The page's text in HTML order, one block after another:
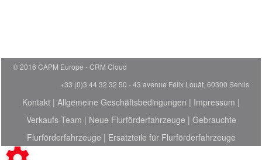
© 2016 CAPM Europe
CRM Cloud
+33 (0)3 44 32 32 50 - 43 avenue Félix Louât, 60300 Senlis
Kontakt | Allgemeine Geschäftsbedingungen | Impressum |
Verkaufs-Team | Neue Flurförderfahrzeuge | Gebrauchte
Flurförderfahrzeuge | Ersatzteile für Flurförderfahrzeuge